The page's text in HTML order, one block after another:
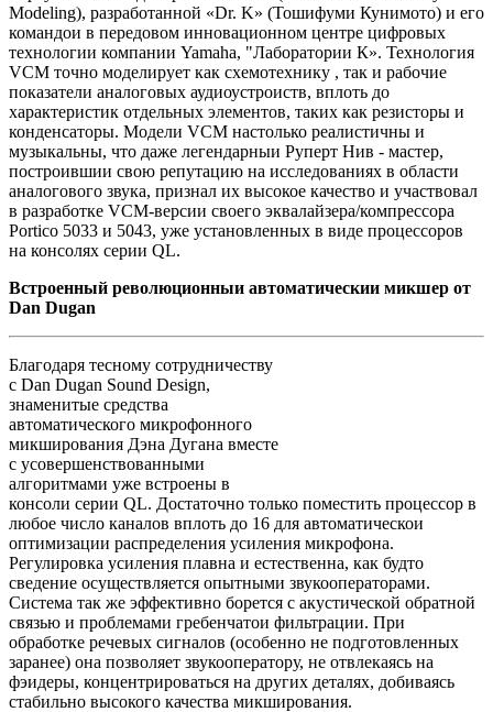
Modeling), разработанной «Dr. K» (Тошифуми Кунимото) и его
командои в передовом инновационном центре цифровых
технологии компании Yamaha, "Лаборатории К». Технология
VCM точно моделирует как схемотехнику , так и рабочие
показатели аналоговых аудиоустроиств, вплоть до
характеристик отдельных элементов, таких как резисторы и
конденсаторы. Модели VCM настолько реалистичны и
музыкальны, что даже легендарныи Руперт Нив - мастер,
построившии свою репутацию на исследованиях в области
аналогового звука, признал их высокое качество и участвовал
в разработке VCM-версии своего эквалайзера/компрессора
Portico 5033 и 5043, уже установленных в виде процессоров
на консолях серии QL.
Встроенный революционныи автоматическии микшер от
Dan Dugan
Благодаря тесному сотрудничеству
с Dan Dugan Sound Design,
знаменитые средства
автоматического микрофонного
микширования Дэна Дугана вместе
с усовершенствованными
алгоритмами уже встроены в
консоли серии QL. Достаточно только поместить процессор в
любое число каналов вплоть до 16 для автоматическои
оптимизации распределения усиления микрофона.
Регулировка усиления плавна и естественна, как будто
сведение осуществляется опытными звукооператорами.
Система так же эффективно борется с акустической обратной
связью и проблемами гребенчатои фильтрации. При
обработке речевых сигналов (особенно не подготовленных
заранее) она позволяет звукооператору, не отвлекаясь на
фэидеры, концентрироваться на других деталях, добиваясь
стабильно высокого качества микширования.